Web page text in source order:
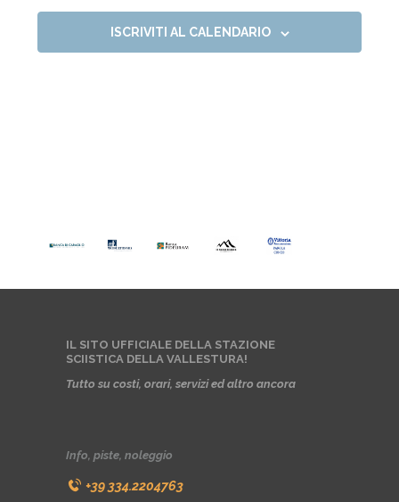
I
E
ISCRIVITI AL CALENDARIO
IL SITO UFFICIALE DELLA STAZIONE
SCIISTICA DELLA VALLESTURA!
Tutto su costi, orari, servizi ed altro ancora
Info, piste, noleggio
+39 334.2204763